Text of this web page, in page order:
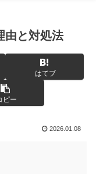
由と対処法
はてブ
ピー
2026.01.08